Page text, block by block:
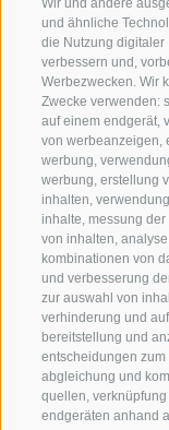
und ähnliche
die Nutzung digitaler
verbessern und,
Werbezwecken. Wir
Zwecke verwenden:
auf einem endgerät,
von werbeanzeigen,
werbung,
werbung, erstellung
inhalten,
inhalte, messung
von inhalten,
kombinationen von
und verbesserung
zur auswahl von
verhinderung und
bereitstellung und
entscheidungen zum
abgleichung und
quellen,
endgeräten anhand
+39 0473
Schennastraße 3
Familiäres 3-
Restaurant in